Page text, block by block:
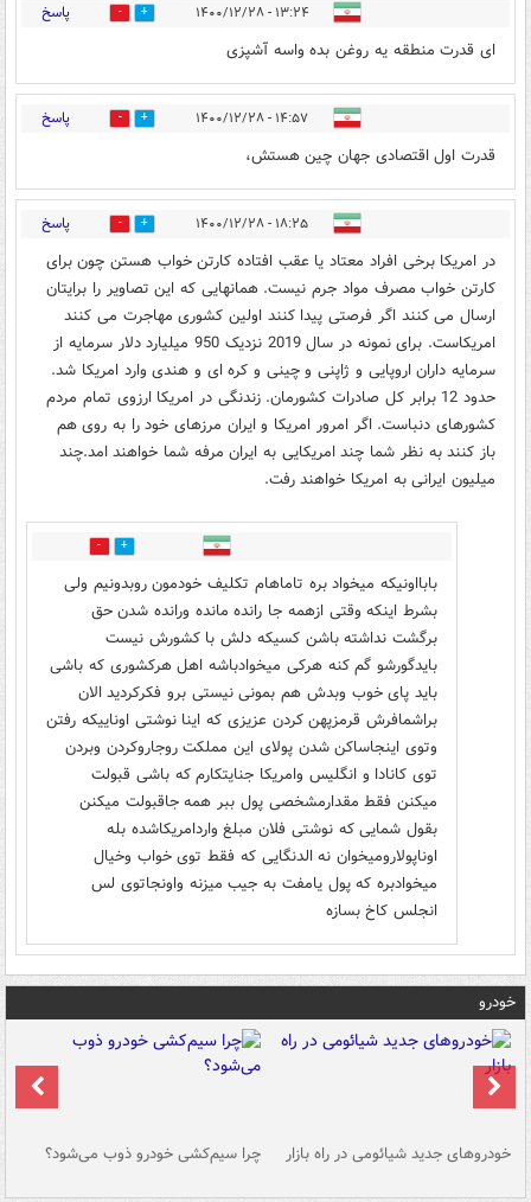
۱۳:۲۴ - ۱۴۰۰/۱۲/۲۸ 0 پاسخ
ای قدرت منطقه یه روغن بده واسه آشپزی
۱۴:۵۷ - ۱۴۰۰/۱۲/۲۸ 1 پاسخ
قدرت اول اقتصادی جهان چین هستش،
۱۸:۲۵ - ۱۴۰۰/۱۲/۲۸ 2 پاسخ
در امریکا برخی افراد معتاد یا عقب افتاده کارتن خواب هستن چون برای
کارتن خواب مصرف مواد جرم نیست. همانهایی که این تصاویر را برایتان
ارسال می کنند اگر فرصتی پیدا کنند اولین کشوری مهاجرت می کنند
امریکاست. برای نمونه در سال 2019 نزدیک 950 میلیارد دلار سرمایه از
سرمایه داران اروپایی و ژاپنی و چینی و کره ای و هندی وارد امریکا شد.
حدود 12 برابر کل صادرات کشورمان. زندنگی در امریکا ارزوی تمام مردم
کشورهای دنباست. اگر امرور امریکا و ایران مرزهای خود را به روی هم
باز کنند به نظر شما چند امریکایی به ایران مرفه شما خواهند امد.چند
میلیون ایرانی به امریکا خواهند رفت.
1
بابااونیکه میخواد بره تاماهام تکلیف خودمون روبدونیم ولی
بشرط اینکه وقتی ازهمه جا رانده مانده ورانده شدن حق
برگشت نداشته باشن کسیکه دلش با کشورش نیست
بایدگورشو گم کنه هرکی میخوادباشه اهل هرکشوری که باشی
باید پای خوب وبدش هم بمونی نیستی برو فکرکردید الان
براشمافرش قرمزپهن کردن عزیزی که اینا نوشتی اوناییکه رفتن
وتوی اینجاساکن شدن پولای این مملکت روجاروکردن وبردن
توی کانادا و انگلیس وامریکا جنایتکارم که باشی قبولت
میکنن فقط مقدارمشخصی پول ببر همه جاقبولت میکنن
بقول شمایی که نوشتی فلان مبلغ واردامریکاشده بله
اوناپولارومیخوان نه الدنگایی که فقط توی خواب وخیال
میخوادبره که پول یامفت به جیب میزنه واونجاتوی لس
انجلس کاخ بسازه
خودرو
خودروهای جدید شیائومی در راه بازار چرا سیم‌کشی خودرو ذوب می‌شود؟